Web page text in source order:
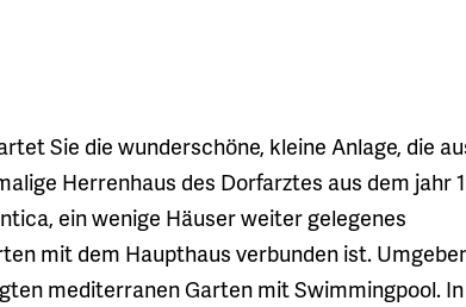
Sie die wunderschöne, kleine Anlage, die
Herrenhaus des Dorfarztes aus dem jahr
ein wenige Häuser weiter gelegenes
mit dem Haupthaus verbunden ist.
mediterranen Garten mit Swimmingpool.